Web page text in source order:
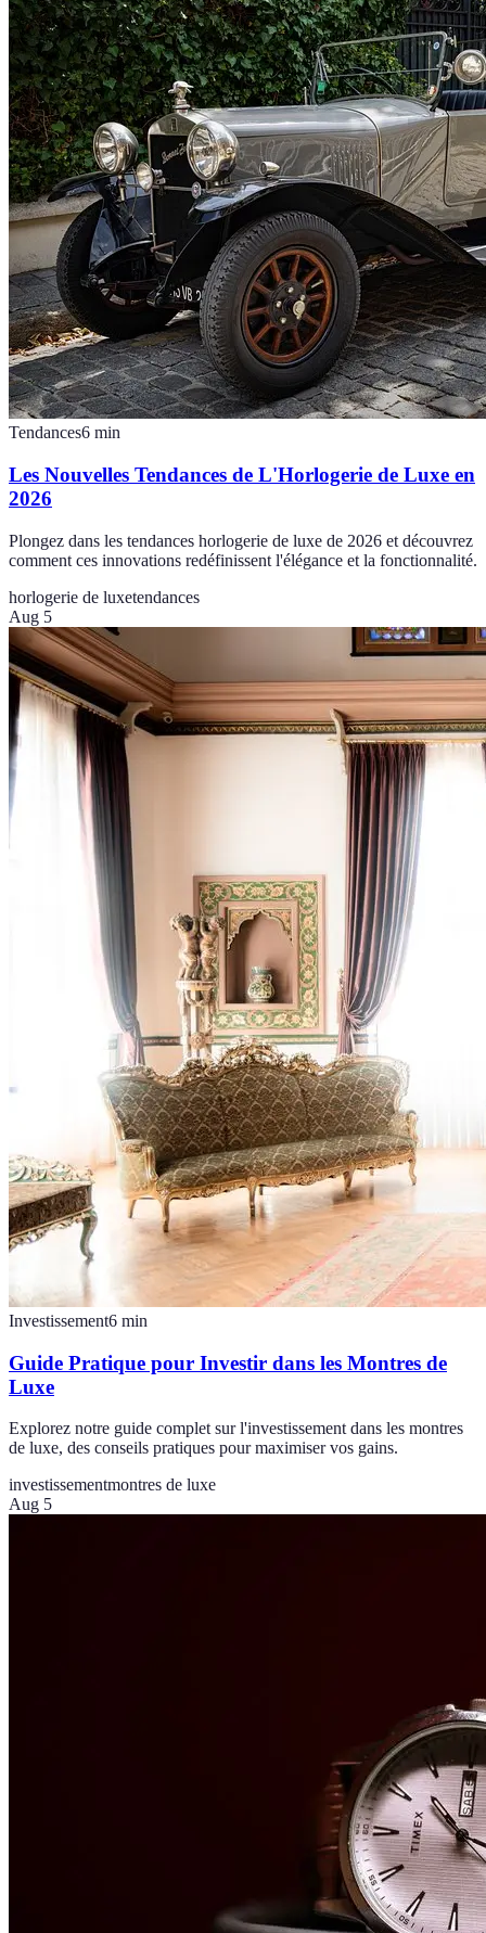
Tendances6 min
Les Nouvelles Tendances de L'Horlogerie de Luxe en
2026
Plongez dans les tendances horlogerie de luxe de 2026 et découvrez
comment ces innovations redéfinissent l'élégance et la fonctionnalité.
horlogerie de luxetendances
Aug 5
Investissement6 min
Guide Pratique pour Investir dans les Montres de
Luxe
Explorez notre guide complet sur l'investissement dans les montres
de luxe, des conseils pratiques pour maximiser vos gains.
investissementmontres de luxe
Aug 5